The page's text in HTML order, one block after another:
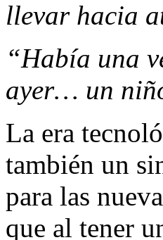
llevar hacia
“Había una
ayer… un
La era
también un
para las
que al tener